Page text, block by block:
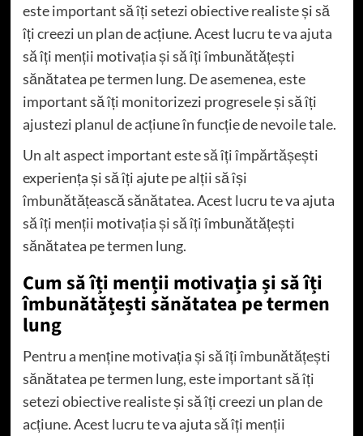
este important să îți setezi obiective realiste și să
îți creezi un plan de acțiune. Acest lucru te va ajuta
să îți menții motivația și să îți îmbunătățești
sănătatea pe termen lung. De asemenea, este
important să îți monitorizezi progresele și să îți
ajustezi planul de acțiune în funcție de nevoile tale.
Un alt aspect important este să îți împărtășești
experiența și să îți ajute pe alții să își
îmbunătățească sănătatea. Acest lucru te va ajuta
să îți menții motivația și să îți îmbunătățești
sănătatea pe termen lung.
Cum să îți menții motivația și să îți
îmbunătățești sănătatea pe termen
lung
Pentru a menține motivația și să îți îmbunătățești
sănătatea pe termen lung, este important să îți
setezi obiective realiste și să îți creezi un plan de
acțiune. Acest lucru te va ajuta să îți menții